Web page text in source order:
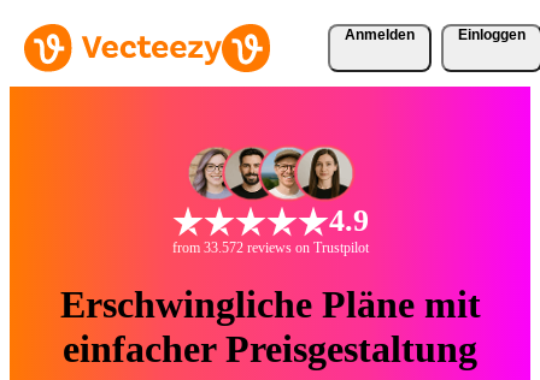
Anmelden Einloggen
4.9
from 33.572 reviews on Trustpilot
Erschwingliche Pläne mit
einfacher Preisgestaltung